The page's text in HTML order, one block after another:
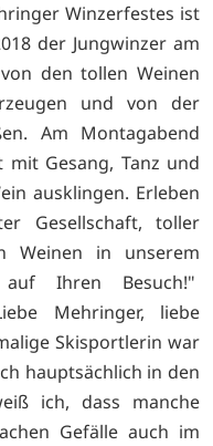
Winzerfestes ist
der Jungwinzer am
den tollen Weinen
und von der
Am Montagabend
Gesang, Tanz und
ausklingen. Erleben
Gesellschaft, toller
Weinen in unserem
Ihren Besuch!"
Mehringer, liebe
Skisportlerin war
hauptsächlich in den
ich, dass manche
Gefälle auch im